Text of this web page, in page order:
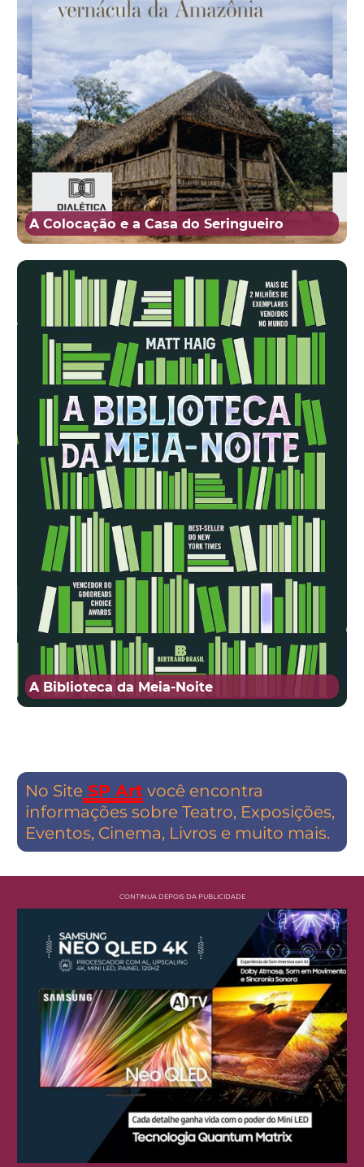
A Colocação e a Casa do Seringueiro
A Biblioteca da Meia-Noite
No Site SP Artvocê encontra
informações sobre Teatro, Exposições,
Eventos, Cinema, Livros e muito mais.
CONTINUA DEPOIS DA PUBLICIDADE